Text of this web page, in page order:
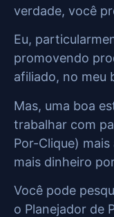
verdade, você
Eu,
promovendo
afiliado, no meu
Mas, uma boa
trabalhar com
Por-Clique)
mais dinheiro
Você pode
o Planejador de